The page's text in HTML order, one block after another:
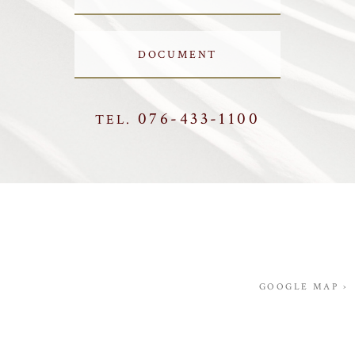
DOCUMENT
TEL.076-433-1100
GOOGLE MAP ›